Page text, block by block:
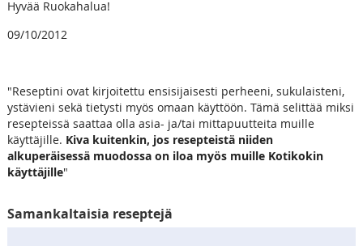
Hyvää Ruokahalua!
09/10/2012
"Reseptini ovat kirjoitettu ensisijaisesti perheeni, sukulaisteni,
ystävieni sekä tietysti myös omaan käyttöön. Tämä selittää miksi
resepteissä saattaa olla asia- ja/tai mittapuutteita muille
käyttäjille. Kiva kuitenkin, jos resepteistä niiden
alkuperäisessä muodossa on iloa myös muille Kotikokin
käyttäjille"
Samankaltaisia reseptejä